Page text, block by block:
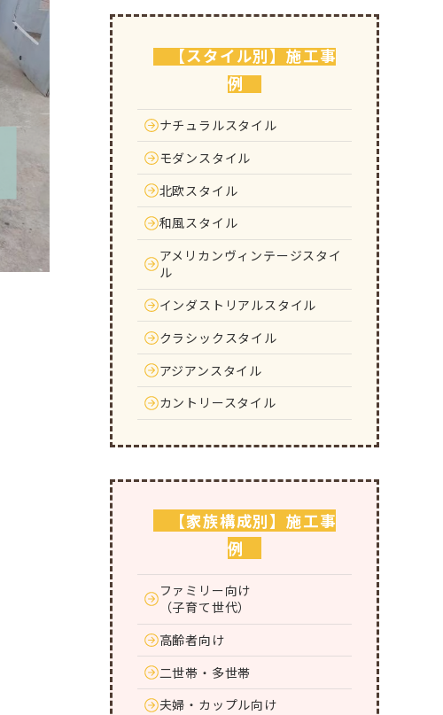
【スタイル別】施工事
例
ナチュラルスタイル
モダンスタイル
北欧スタイル
和風スタイル
アメリカンヴィンテージスタイ
ル
インダストリアルスタイル
クラシックスタイル
アジアンスタイル
カントリースタイル
【家族構成別】施工事
例
ファミリー向け
（子育て世代）
高齢者向け
二世帯・多世帯
夫婦・カップル向け